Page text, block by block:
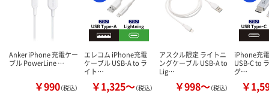
Anker iPhone 充電ケー
ブル PowerLine …
￥990（税込）
エレコム iPhone充電
ケーブル USB-A to ラ
イト…
￥1,325～（税込）
アスクル限定 ライトニ
ングケーブル USB-A to
Lig…
￥998～（税込）
iPhone充
USB-C to
グ…
￥